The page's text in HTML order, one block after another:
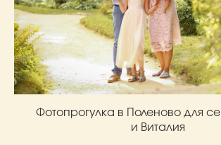
Фотопрогулка в Поленово для
и Виталия